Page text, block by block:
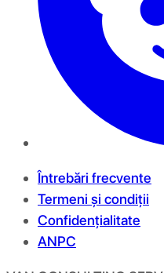
Întrebări frecvente
Termeni și condiții
Confidențialitate
ANPC